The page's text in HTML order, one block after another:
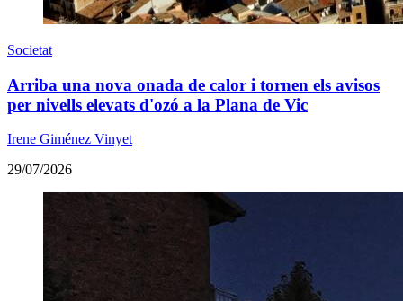
Societat
Arriba una nova onada de calor i tornen els avisos
per nivells elevats d'ozó a la Plana de Vic
Irene Giménez Vinyet
29/07/2026